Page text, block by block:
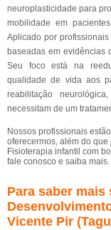
neuroplasticidade para
mobilidade em
Aplicado por
baseadas em evidências
Seu foco está na
qualidade de vida aos
reabilitação
necessitam de um
Nossos profissionais
oferecermos, além do
Fisioterapia infantil com
fale conosco e saiba mais.
Para saber mais
Vicente Pir